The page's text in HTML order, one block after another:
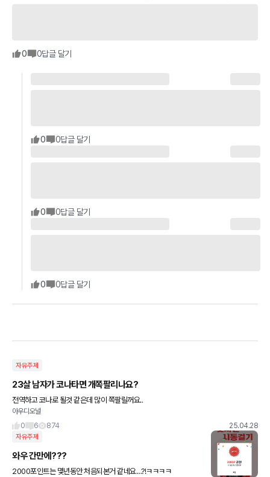
0 0답글 달기
0 0답글 달기
0 0답글 달기
0 0답글 달기
자유주제
23살 남자가 코나타면 개쪽팔리나요?
전역하고 코나로 될것 같은데 많이 쪽팔릴꺼요..
아우디오널
0
6 874 25.04.28
자유주제
와우 간만에???
2000포인트는 몇년동안 처음되본거 같네요…?!ㅋㅋㅋㅋ